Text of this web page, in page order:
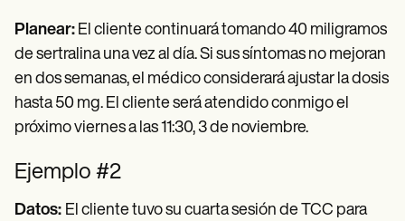
Planear: El cliente continuará tomando 40 miligramos
de sertralina una vez al día. Si sus síntomas no mejoran
en dos semanas, el médico considerará ajustar la dosis
hasta 50 mg. El cliente será atendido conmigo el
próximo viernes a las 11:30, 3 de noviembre.
Ejemplo #2
Datos: El cliente tuvo su cuarta sesión de TCC para